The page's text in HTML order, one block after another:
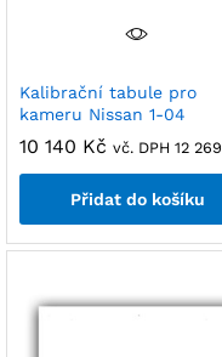
Kalibrační tabule pro
kameru Nissan 1-04
10 140 Kč vč. DPH 12 269
Přidat do košíku